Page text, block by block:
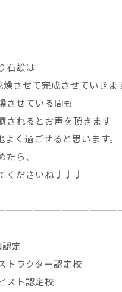
石鹸は
させて完成させていきま
させている間も
されるとお声を頂きます
よく過ごせると思います。
たら、
くださいね♩♩♩
認定
トラクター認定校
スト認定校